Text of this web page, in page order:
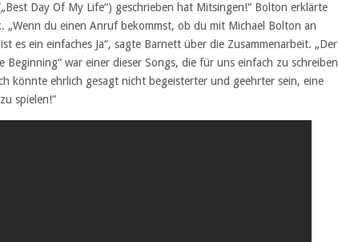
Day Of My Life“) geschrieben hat Mitsingen!“ Bolton erklärte
„Wenn du einen Anruf bekommst, ob du mit Michael Bolton an
es ein einfaches Ja“, sagte Barnett über die Zusammenarbeit. „Der
Beginning“ war einer dieser Songs, die für uns einfach zu schreiben
könnte ehrlich gesagt nicht begeisterter und geehrter sein, eine
spielen!”